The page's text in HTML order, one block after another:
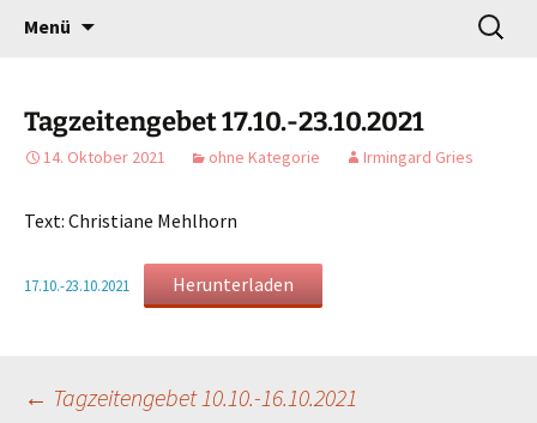
Willkommen!
Gottesdienst verändert
Menü
Suchen
nach:
Tagzeitengebet 17.10.-23.10.2021
14. Oktober 2021 ohne Kategorie Irmingard Gries
Text: Christiane Mehlhorn
17.10.-23.10.2021 Herunterladen
Beitragsnavigation
← Tagzeitengebet 10.10.-16.10.2021